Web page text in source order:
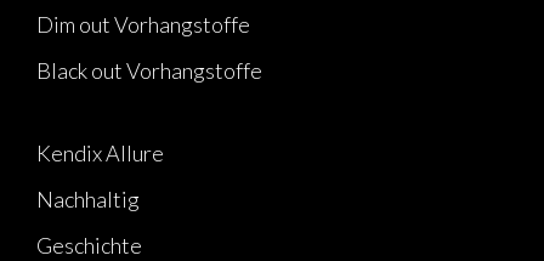
Dim out Vorhangstoffe
Black out Vorhangstoffe
Kendix Allure
Nachhaltig
Geschichte